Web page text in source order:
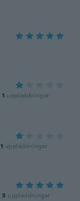
1 uppladdningar
1 uppladdningar
3 uppladdningar